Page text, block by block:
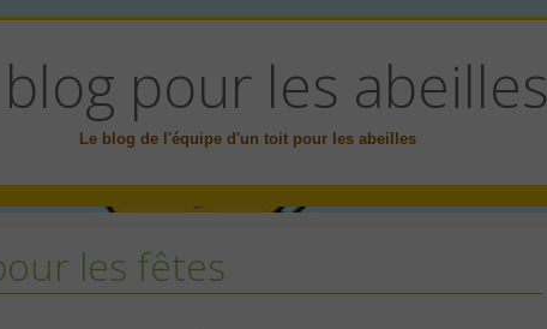
pour les abeilles
Le blog de l'équipe d'un toit pour les abeilles
les fêtes